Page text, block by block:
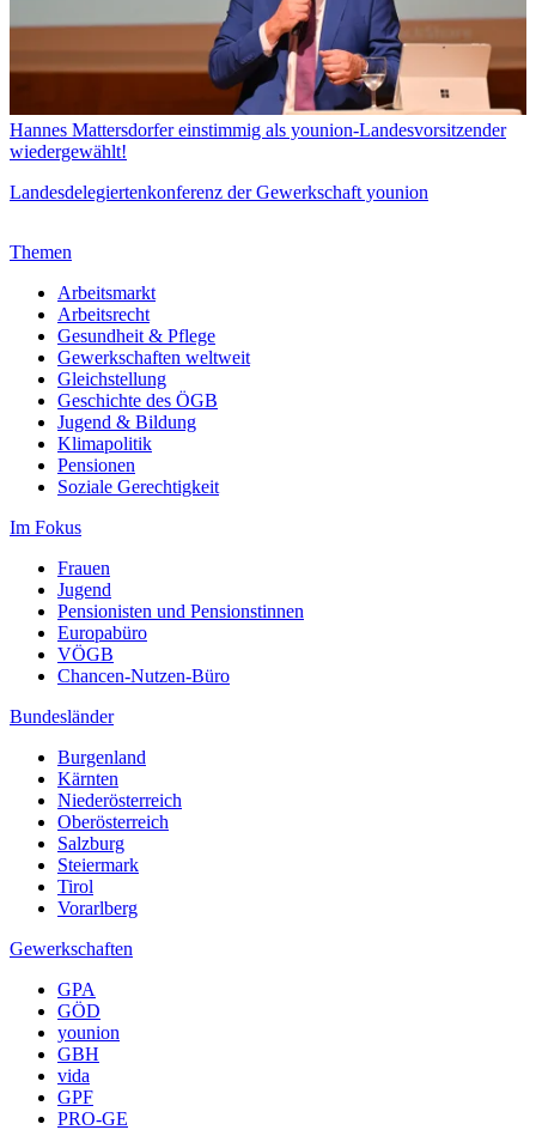
Hannes Mattersdorfer einstimmig als younion-Landesvorsitzender
wiedergewählt!
Landesdelegiertenkonferenz der Gewerkschaft younion
Themen
Arbeitsmarkt
Arbeitsrecht
Gesundheit & Pflege
Gewerkschaften weltweit
Gleichstellung
Geschichte des ÖGB
Jugend & Bildung
Klimapolitik
Pensionen
Soziale Gerechtigkeit
Im Fokus
Frauen
Jugend
Pensionisten und Pensionstinnen
Europabüro
VÖGB
Chancen-Nutzen-Büro
Bundesländer
Burgenland
Kärnten
Niederösterreich
Oberösterreich
Salzburg
Steiermark
Tirol
Vorarlberg
Gewerkschaften
GPA
GÖD
younion
GBH
vida
GPF
PRO-GE